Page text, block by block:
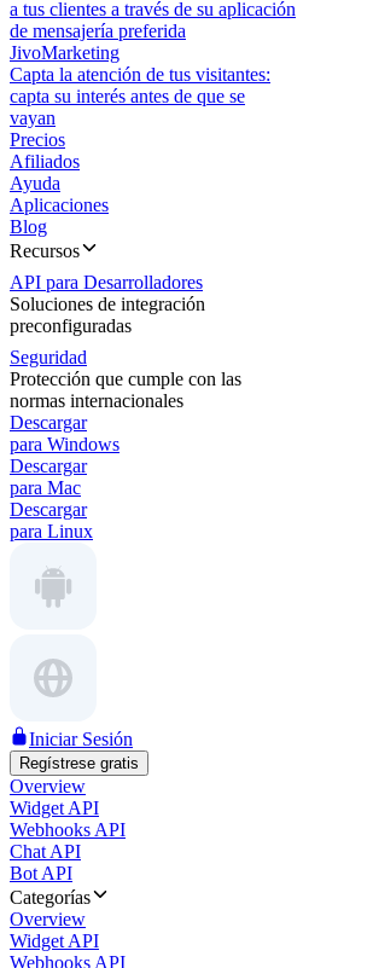
a tus clientes a través de su aplicación
de mensajería preferida
JivoMarketing
Capta la atención de tus visitantes:
capta su interés antes de que se
vayan
Precios
Afiliados
Ayuda
Aplicaciones
Blog
Recursos
API para Desarrolladores
Soluciones de integración
preconfiguradas
Seguridad
Protección que cumple con las
normas internacionales
Descargar
para Windows
Descargar
para Mac
Descargar
para Linux
Iniciar Sesión
Regístrese gratis
Overview
Widget API
Webhooks API
Chat API
Bot API
Categorías
Overview
Widget API
Webhooks API